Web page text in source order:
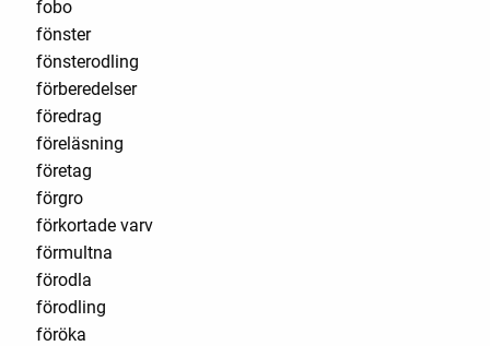
fobo
fönster
fönsterodling
förberedelser
föredrag
föreläsning
företag
förgro
förkortade varv
förmultna
förodla
förodling
föröka